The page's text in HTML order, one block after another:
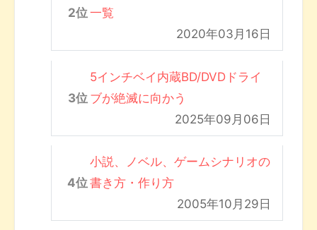
一覧
2020年03月16日
5インチベイ内蔵BD/DVDドライ
ブが絶滅に向かう
2025年09月06日
小説、ノベル、ゲームシナリオの
書き方・作り方
2005年10月29日